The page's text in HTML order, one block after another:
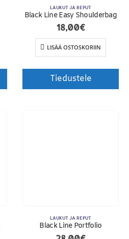
LAUKUT JA REPUT
Black Line Easy Shoulderbag
18,00€
LISÄÄ OSTOSKORIIN
Tiedustele
LAUKUT JA REPUT
Black Line Portfolio